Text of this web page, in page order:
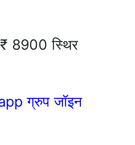
8900 स्थिर
ग्रुप जॉइन